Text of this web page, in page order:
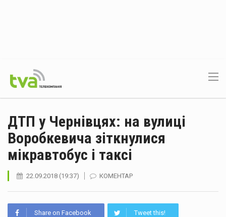
ДТП у Чернівцях: на вулиці
Воробкевича зіткнулися
мікравтобус і таксі
22.09.2018 (19:37) КОМЕНТАР
Share on Facebook Tweet this!